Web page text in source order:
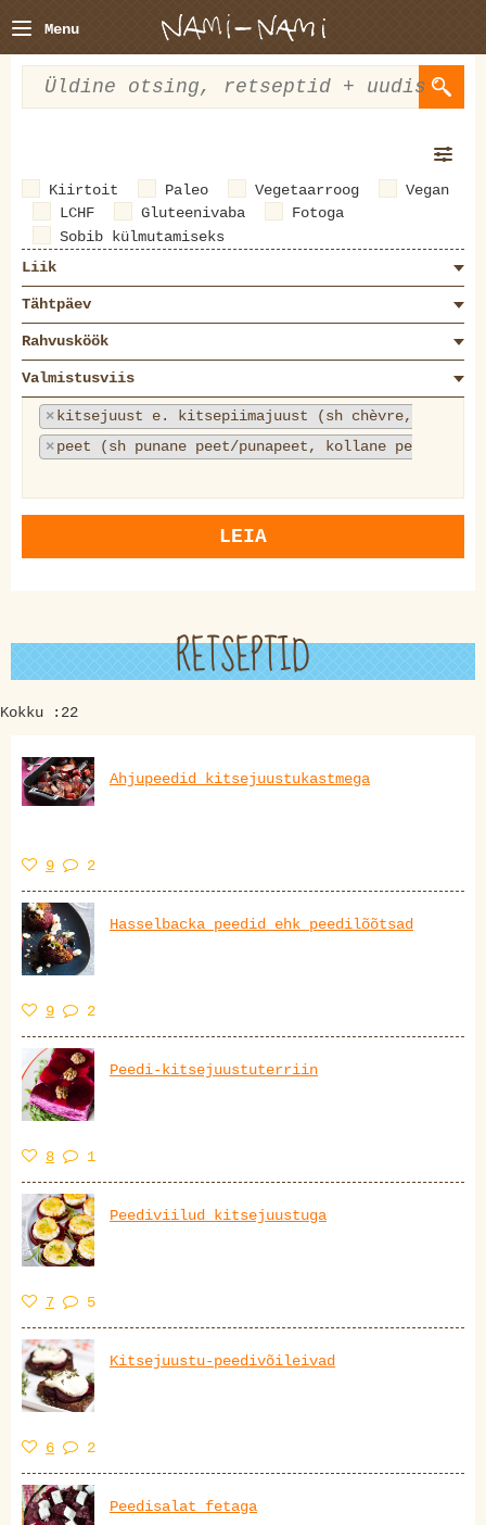
Menu
Kiirtoit Paleo Vegetaarroog
Vegan
LCHF
Gluteenivaba
Fotoga
Sobib külmutamiseks
Liik
Tähtpäev
Rahvusköök
Valmistusviis
× kitsejuust e. kitsepiimajuust (sh chèvre,
×peet (sh punane peet/punapeet, kollane peet,
LEIA
RETSEPTID
Kokku :22
Ahjupeedid kitsejuustukastmega
9 2
Hasselbacka peedid ehk peedilõõtsad
9 2
Peedi-kitsejuustuterriin
8 1
Peediviilud kitsejuustuga
7 5
Kitsejuustu-peedivõileivad
6 2
Peedisalat fetaga